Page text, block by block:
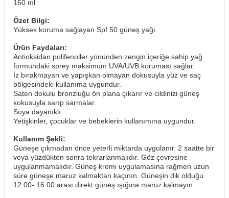
150 ml
Özet Bilgi:
Yüksek koruma sağlayan Spf 50 güneş yağı.
Ürün Faydaları:
Antioksidan polifenoller yönünden zengin içeriğe sahip yağ
formundaki sprey maksimum UVA/UVB koruması sağlar.
İz bırakmayan ve yapışkan olmayan dokusuyla yüz ve saç
bölgesindeki kullanıma uygundur.
Saten dokulu bronzluğu ön plana çıkarır ve cildinizi güneş
kokusuyla sarıp sarmalar.
Suya dayanıklı
Yetişkinler, çocuklar ve bebeklerin kullanımına uygundur.
Kullanım Şekli:
Güneşe çıkmadan önce yeterli miktarda uygulanır. 2 saatte bir
veya yüzdükten sonra tekrarlanmalıdır. Göz çevresine
uygulanmamalıdır. Güneş kremi uygulamasına rağmen uzun
süre güneşe maruz kalmaktan kaçının. Güneşin dik olduğu
12:00- 16:00 arası direkt güneş ışığına maruz kalmayın.